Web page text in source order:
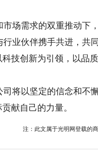
需求的双重推动下
业伙伴携手共进，共
技创新为引领，以品
以坚定的信念和不
献自己的力量。
注：此文属于光明网登载的